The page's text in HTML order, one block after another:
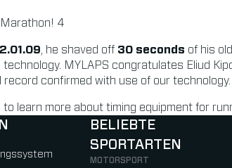
2.01.09 , he shaved off 30 seconds of his
technology. MYLAPS congratulates Eliud
confirmed with use of our technology.
to learn more about timing equipment for
tab)tab)
BELIEBTE
SPORTARTEN
MOTORSPORT